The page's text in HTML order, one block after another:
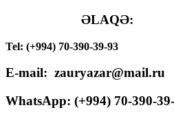
ƏLAQƏ:
Tel: (+994) 70-390-39-93
E-mail: zauryazar@mail.ru
WhatsApp: (+994) 70-390-